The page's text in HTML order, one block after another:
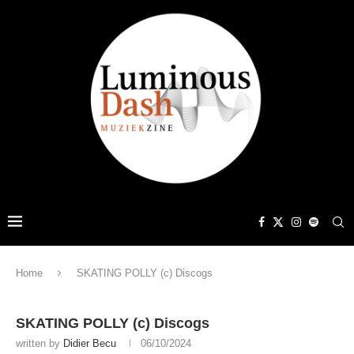
Home SKATING POLLY (c) Discogs
SKATING POLLY (c) Discogs
written by Didier Becu 06/10/2024